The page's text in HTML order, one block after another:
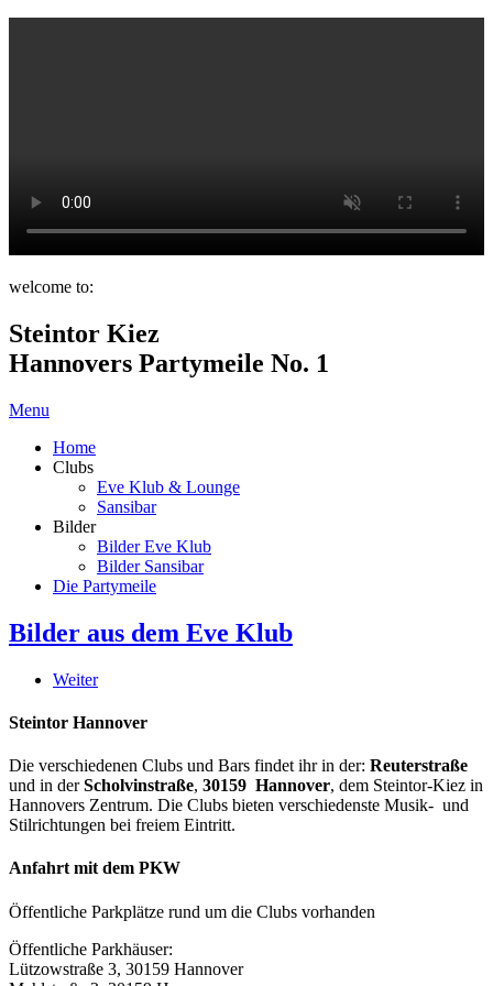
welcome to:
Steintor Kiez
Hannovers Partymeile No. 1
Menu
Home
Clubs
Eve Klub & Lounge
Sansibar
Bilder
Bilder Eve Klub
Bilder Sansibar
Die Partymeile
Bilder aus dem Eve Klub
Weiter
Steintor Hannover
Die verschiedenen Clubs und Bars findet ihr in der: Reuterstraße
und in derScholvinstraße, 30159 Hannover, dem Steintor-Kiez in
Hannovers Zentrum. Die Clubs bieten verschiedenste Musik- und
Stilrichtungen bei freiem Eintritt.
Anfahrt mit dem PKW
Öffentliche Parkplätze rund um die Clubs vorhanden
Öffentliche Parkhäuser:
Lützowstraße 3, 30159 Hannover